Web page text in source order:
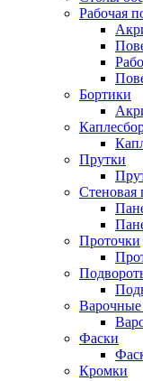
Рабочая
Бортики
Прутки
Стеновая
Проточки
Варочные
Фаски
Кромки